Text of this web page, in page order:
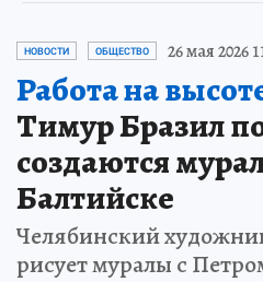
НОВОСТИ ОБЩЕСТВО 26 мая 2026
Работа на
Тимур Бразил
создаются
Балтийске
Челябинский
рисует муралы с